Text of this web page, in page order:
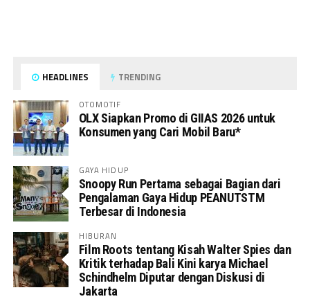
HEADLINES TRENDING
OTOMOTIF
OLX Siapkan Promo di GIIAS 2026 untuk
Konsumen yang Cari Mobil Baru*
GAYA HIDUP
Snoopy Run Pertama sebagai Bagian dari
Pengalaman Gaya Hidup PEANUTSTM
Terbesar di Indonesia
HIBURAN
Film Roots tentang Kisah Walter Spies dan
Kritik terhadap Bali Kini karya Michael
Schindhelm Diputar dengan Diskusi di
Jakarta